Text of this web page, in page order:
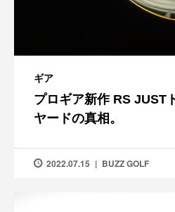
ギア
プロギア新作 RS JUST
ヤードの真相。
2022.07.15 BUZZ GOLF